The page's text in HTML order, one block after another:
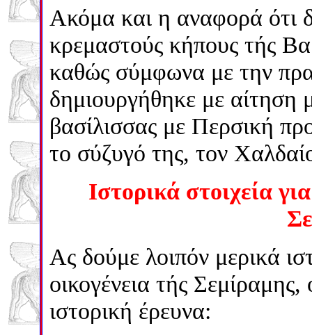
Ακόμα και η αναφορά ότι
κρεμαστούς κήπους τής
καθώςσύμφωνα με την
δημιουργήθηκε με αίτηση
βασίλισσας με Περσική
το σύζυγό της, τον
Ιστορικά στοιχεία
Ας δούμε λοιπόν μερικά
οικογένεια τής
ιστορική έρευνα: